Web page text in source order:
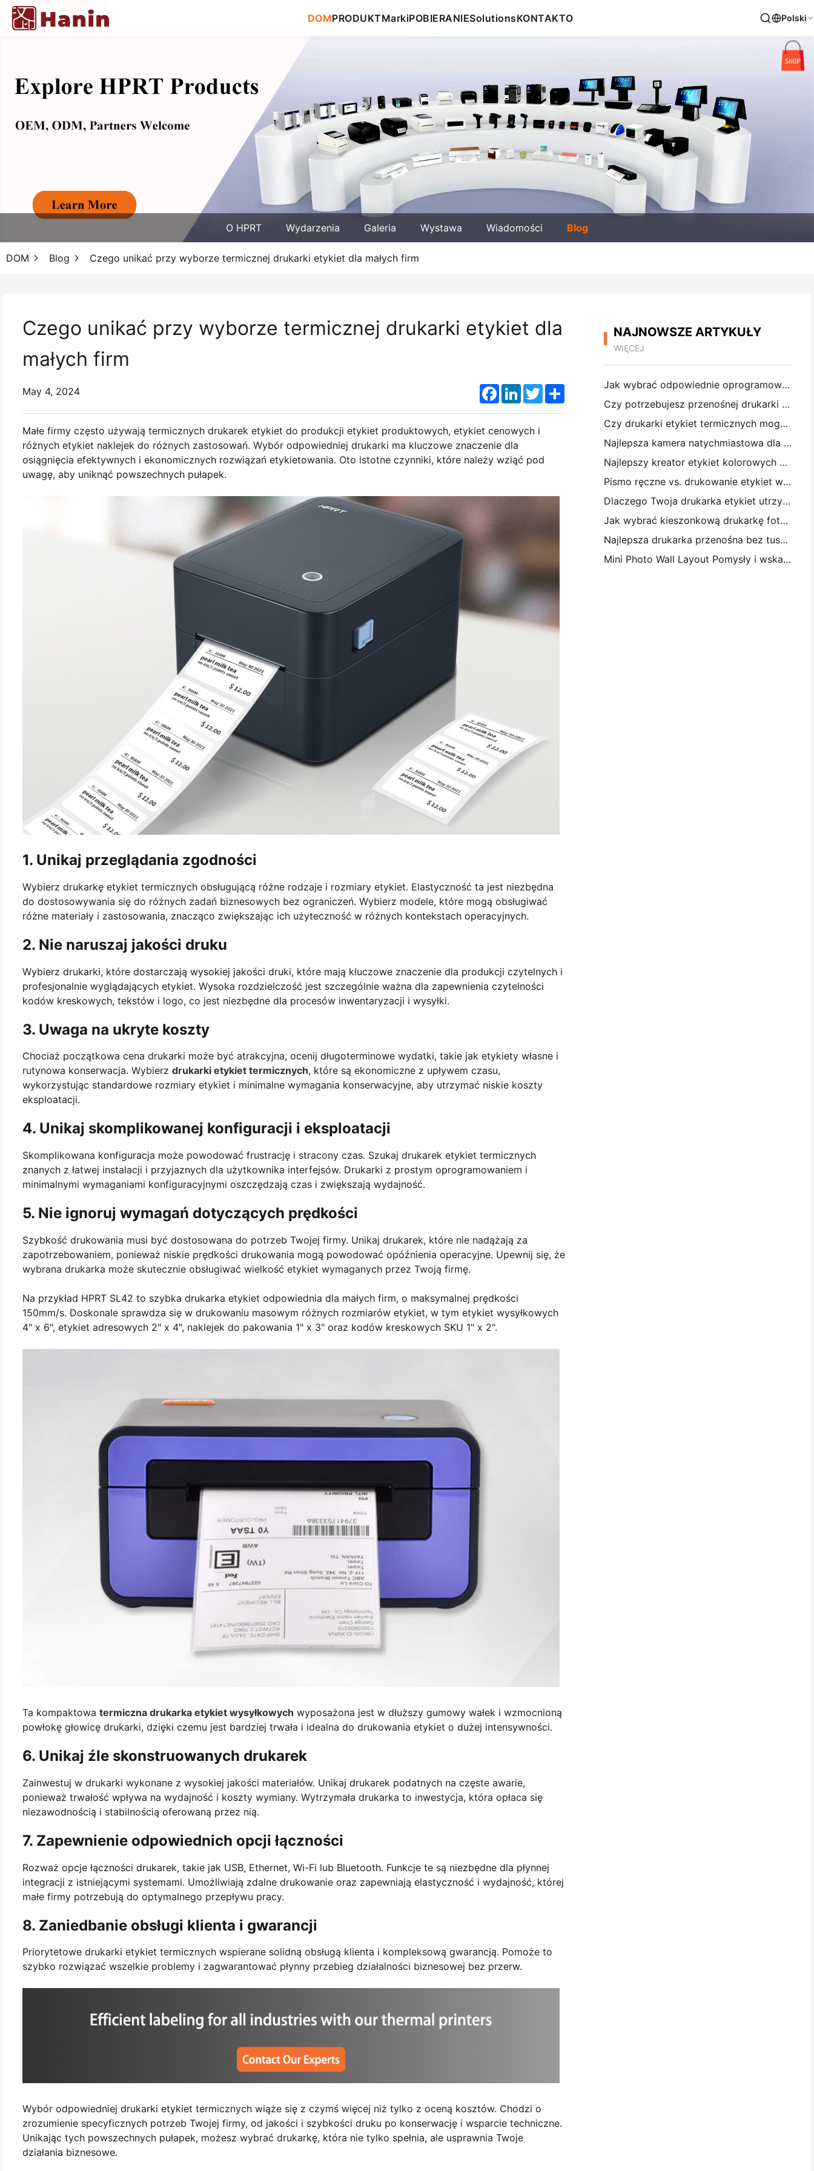
DOMPRODUKTMarkiPOBIERANIESolutionsKONTAKTO Polski
O HPRT Wydarzenia Galeria Wystawa Wiadomości Blog
DOM Blog Czego unikać przy wyborze termicznej drukarki etykiet dla małych firm
Czego unikać przy wyborze termicznej drukarki etykiet dla
małych firm
May 4, 2024 Facebook
LinkedInTwitterShare
Małe firmy często używają termicznych drukarek etykiet do produkcji etykiet produktowych, etykiet cenowych i
różnych etykiet naklejek do różnych zastosowań. Wybór odpowiedniej drukarki ma kluczowe znaczenie dla
osiągnięcia efektywnych i ekonomicznych rozwiązań etykietowania. Oto istotne czynniki, które należy wziąć pod
uwagę, aby uniknąć powszechnych pułapek.
1. Unikaj przeglądania zgodności
Wybierz drukarkę etykiet termicznych obsługującą różne rodzaje i rozmiary etykiet. Elastyczność ta jest niezbędna
do dostosowywania się do różnych zadań biznesowych bez ograniczeń. Wybierz modele, które mogą obsługiwać
różne materiały i zastosowania, znacząco zwiększając ich użyteczność w różnych kontekstach operacyjnych.
2. Nie naruszaj jakości druku
Wybierz drukarki, które dostarczają wysokiej jakości druki, które mają kluczowe znaczenie dla produkcji czytelnych i
profesjonalnie wyglądających etykiet. Wysoka rozdzielczość jest szczególnie ważna dla zapewnienia czytelności
kodów kreskowych, tekstów i logo, co jest niezbędne dla procesów inwentaryzacji i wysyłki.
3. Uwaga na ukryte koszty
Chociaż początkowa cena drukarki może być atrakcyjna, ocenij długoterminowe wydatki, takie jak etykiety własne i
rutynowa konserwacja. Wybierz drukarki etykiet termicznych, które są ekonomiczne z upływem czasu,
wykorzystując standardowe rozmiary etykiet i minimalne wymagania konserwacyjne, aby utrzymać niskie koszty
eksploatacji.
4. Unikaj skomplikowanej konfiguracji i eksploatacji
Skomplikowana konfiguracja może powodować frustrację i stracony czas. Szukaj drukarek etykiet termicznych
znanych z łatwej instalacji i przyjaznych dla użytkownika interfejsów. Drukarki z prostym oprogramowaniem i
minimalnymi wymaganiami konfiguracyjnymi oszczędzają czas i zwiększają wydajność.
5. Nie ignoruj wymagań dotyczących prędkości
Szybkość drukowania musi być dostosowana do potrzeb Twojej firmy. Unikaj drukarek, które nie nadążają za
zapotrzebowaniem, ponieważ niskie prędkości drukowania mogą powodować opóźnienia operacyjne. Upewnij się, że
wybrana drukarka może skutecznie obsługiwać wielkość etykiet wymaganych przez Twoją firmę.
Na przykład HPRT SL42 to szybka drukarka etykiet odpowiednia dla małych firm, o maksymalnej prędkości
150mm/s. Doskonale sprawdza się w drukowaniu masowym różnych rozmiarów etykiet, w tym etykiet wysyłkowych
4" x 6", etykiet adresowych 2" x 4", naklejek do pakowania 1" x 3" oraz kodów kreskowych SKU 1" x 2".
Ta kompaktowa termiczna drukarka etykiet wysyłkowych wyposażona jest w dłuższy gumowy wałek i wzmocnioną
powłokę głowicę drukarki, dzięki czemu jest bardziej trwała i idealna do drukowania etykiet o dużej intensywności.
6. Unikaj źle skonstruowanych drukarek
Zainwestuj w drukarki wykonane z wysokiej jakości materiałów. Unikaj drukarek podatnych na częste awarie,
ponieważ trwałość wpływa na wydajność i koszty wymiany. Wytrzymała drukarka to inwestycja, która opłaca się
niezawodnością i stabilnością oferowaną przez nią.
7. Zapewnienie odpowiednich opcji łączności
Rozważ opcje łączności drukarek, takie jak USB, Ethernet, Wi-Fi lub Bluetooth. Funkcje te są niezbędne dla płynnej
integracji z istniejącymi systemami. Umożliwiają zdalne drukowanie oraz zapewniają elastyczność i wydajność, której
małe firmy potrzebują do optymalnego przepływu pracy.
8. Zaniedbanie obsługi klienta i gwarancji
Priorytetowe drukarki etykiet termicznych wspierane solidną obsługą klienta i kompleksową gwarancją. Pomoże to
szybko rozwiązać wszelkie problemy i zagwarantować płynny przebieg działalności biznesowej bez przerw.
Wybór odpowiedniej drukarki etykiet termicznych wiąże się z czymś więcej niż tylko z oceną kosztów. Chodzi o
zrozumienie specyficznych potrzeb Twojej firmy, od jakości i szybkości druku po konserwację i wsparcie techniczne.
Unikając tych powszechnych pułapek, możesz wybrać drukarkę, która nie tylko spełnia, ale usprawnia Twoje
działania biznesowe.
NAJNOWSZE ARTYKUŁY
WIĘCEJ
Jak wybrać odpowiednie oprogramowanie restauracyjne dla małej lub średniej restauracji
Czy potrzebujesz przenośnej drukarki A4 do faktur magazynowych? Co naprawdę działa
Czy drukarki etykiet termicznych mogą tworzyć wodoodporne etykiety dla produktów małych firm?
Najlepsza kamera natychmiastowa dla początkujących, którzy nie chcą marnować papieru
Najlepszy kreator etykiet kolorowych do dziennikarstwa i scrapbooking: dodaj więcej kolorów do każdej strony
Pismo ręczne vs. drukowanie etykiet wysyłkowych: wskazówki dla małych firm w 2026 roku
Dlaczego Twoja drukarka etykiet utrzymuje blokowanie?
Jak wybrać kieszonkową drukarkę fotograficzną: Kompletny przewodnik dla użytkowników dziennikarstwa, podróży i iPhone'a
Najlepsza drukarka przenośna bez tuszu do podróży, szkoły i pracy mobilnej: Hanin MT620 Pro Review
Mini Photo Wall Layout Pomysły i wskazówki na dekorację sypialni i dormitorium